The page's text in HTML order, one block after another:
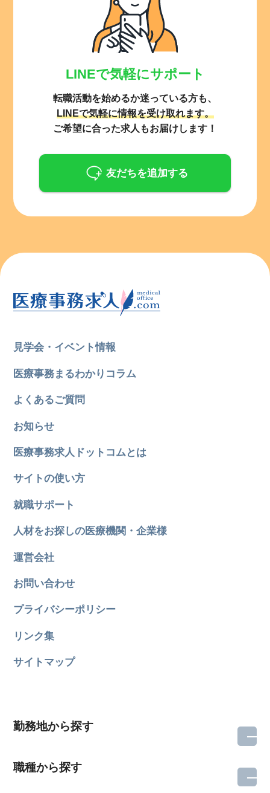
LINEで気軽にサポート
転職活動を始めるか迷っている方も、
LINEで気軽に情報を受け取れます。
ご希望に合った求人もお届けします！
友だちを追加する
見学会・イベント情報
医療事務まるわかりコラム
よくあるご質問
お知らせ
医療事務求人ドットコムとは
サイトの使い方
就職サポート
人材をお探しの医療機関・企業様
運営会社
お問い合わせ
プライバシーポリシー
リンク集
サイトマップ
勤務地から探す
職種から探す